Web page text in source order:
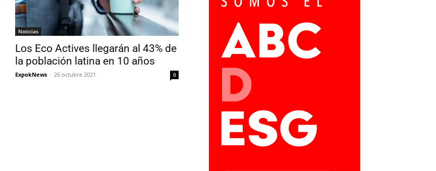
Noticias
Los Eco Actives llegarán al 43% de
la población latina en 10 años
ExpokNews - 26 octubre 2021 0